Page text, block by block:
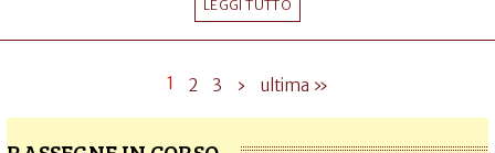
LEGGI TUTTO
1 2 3 › ultima »